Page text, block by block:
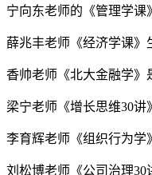
宁向东老师的《管理学课
薛兆丰老师《经济学课》
香帅老师《北大金融学》
梁宁老师《增长思维30讲
李育辉老师《组织行为学
刘松博老师《公司治理30